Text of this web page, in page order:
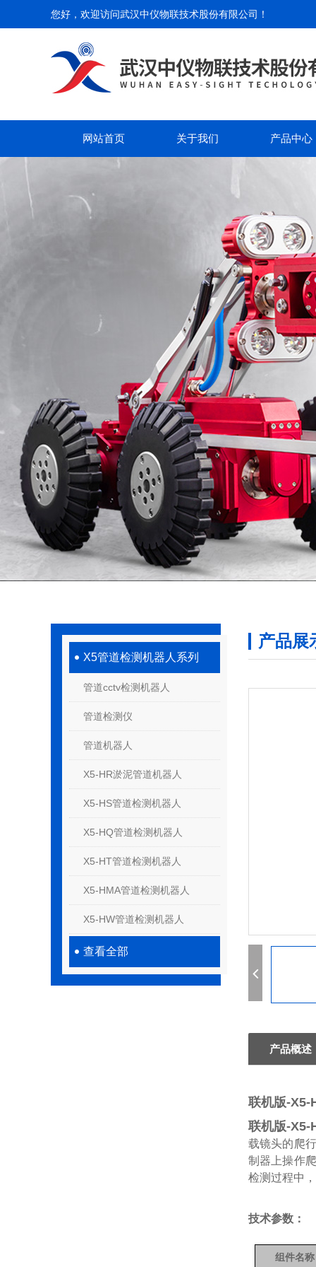
您好，欢迎访问武汉中仪物联技术股份有限公司 ！
网站首页 关于我们 产品中心
X5管道检测机器人系列
管道cctv检测机器人
管道检测仪
管道机器人
X5-HR淤泥管道机器人
X5-HS管道检测机器人
X5-HQ管道检测机器人
X5-HT管道检测机器人
X5-HMA管道检测机器人
X5-HW管道检测机器人
查看全部
产品展
产品概述
联机版-X5-
联机版-X5-
载镜头的爬
制器上操作
检测过程中
技术参数：
组件名称